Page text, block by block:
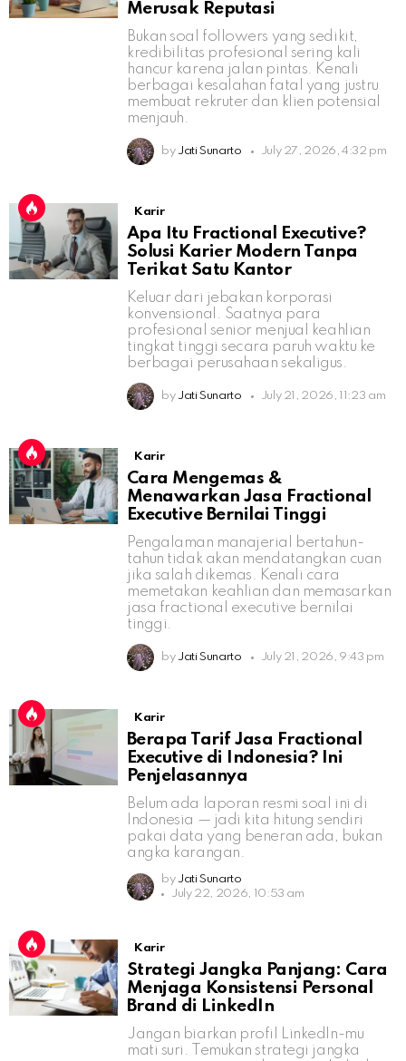
Merusak Reputasi
Bukan soal followers yang sedikit,
kredibilitas profesional sering kali
hancur karena jalan pintas. Kenali
berbagai kesalahan fatal yang justru
membuat rekruter dan klien potensial
menjauh.
by Jati Sunarto July 27, 2026, 4:32 pm
Karir
Apa Itu Fractional Executive?
Solusi Karier Modern Tanpa
Terikat Satu Kantor
Keluar dari jebakan korporasi
konvensional. Saatnya para
profesional senior menjual keahlian
tingkat tinggi secara paruh waktu ke
berbagai perusahaan sekaligus.
by Jati Sunarto July 21, 2026, 11:23 am
Karir
Cara Mengemas &
Menawarkan Jasa Fractional
Executive Bernilai Tinggi
Pengalaman manajerial bertahun-
tahun tidak akan mendatangkan cuan
jika salah dikemas. Kenali cara
memetakan keahlian dan memasarkan
jasa fractional executive bernilai
tinggi.
by Jati Sunarto July 21, 2026, 9:43 pm
Karir
Berapa Tarif Jasa Fractional
Executive di Indonesia? Ini
Penjelasannya
Belum ada laporan resmi soal ini di
Indonesia — jadi kita hitung sendiri
pakai data yang beneran ada, bukan
angka karangan.
by Jati Sunarto
July 22, 2026, 10:53 am
Karir
Strategi Jangka Panjang: Cara
Menjaga Konsistensi Personal
Brand di LinkedIn
Jangan biarkan profil LinkedIn-mu
mati suri. Temukan strategi jangka